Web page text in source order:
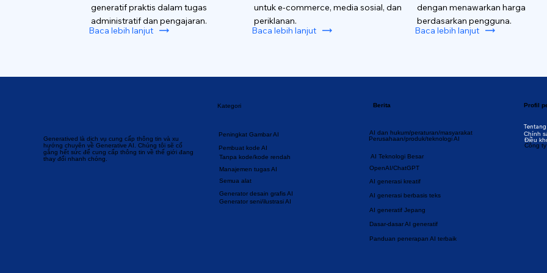
generatif praktis dalam tugas
administratif dan pengajaran.
Baca lebih lanjut
untuk e-commerce, media sosial, dan
periklanan.
Baca lebih lanjut
dengan menawarkan harga
berdasarkan pengguna.
Baca lebih lanjut
Kategori
Peningkat Gambar AI
Pembuat kode AI
Manajemen tugas AI
Tanpa kode/kode rendah
Generator desain grafis AI
Generator seni/ilustrasi AI
Semua alat
Berita
AI dan hukum/peraturan/masyarakat
Perusahaan/produk/teknologi AI
AI Teknologi Besar
OpenAI/ChatGPT
AI generasi kreatif
AI generasi berbasis teks
AI generatif Jepang
Dasar-dasar AI generatif
Panduan penerapan AI terbaik
Profil
Chính
Điều
Công
Generatived là dịch vụ cung cấp thông tin và xu
hướng chuyên về Generative AI. Chúng tôi sẽ cố
gắng hết sức để cung cấp thông tin về thế giới đang
thay đổi nhanh chóng.